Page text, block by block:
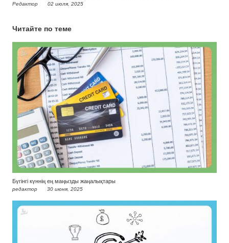
Редактор 02 июля, 2025
Читайте по теме
Бүгінгі күннің ең маңызды жаңалықтары
редактор 30 июня, 2025